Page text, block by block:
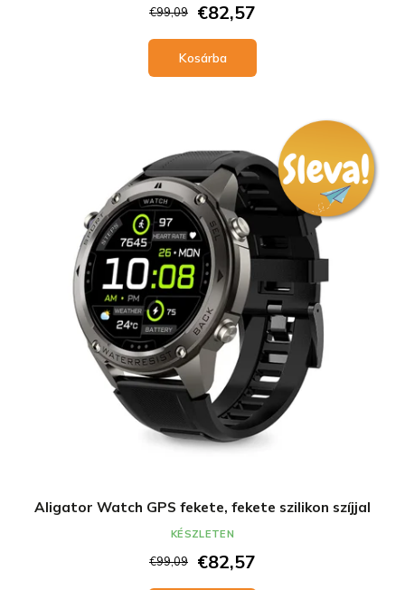
€99,09 €82,57
Kosárba
Aligator Watch GPS fekete, fekete szilikon szíjjal
€99,09 €82,57
KÉSZLETEN